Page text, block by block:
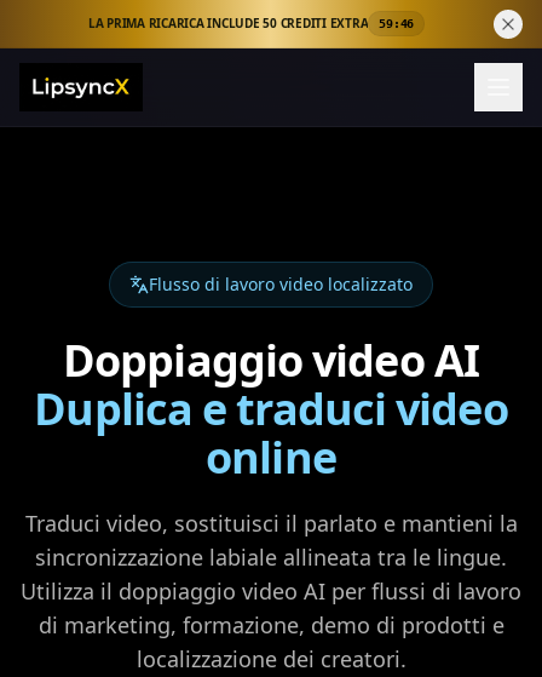
LA PRIMA RICARICA INCLUDE 50 CREDITI EXTRA 59:45
Flusso di lavoro video localizzato
Doppiaggio video AI
Duplica e traduci video
online
Traduci video, sostituisci il parlato e mantieni la
sincronizzazione labiale allineata tra le lingue.
Utilizza il doppiaggio video AI per flussi di lavoro
di marketing, formazione, demo di prodotti e
localizzazione dei creatori.